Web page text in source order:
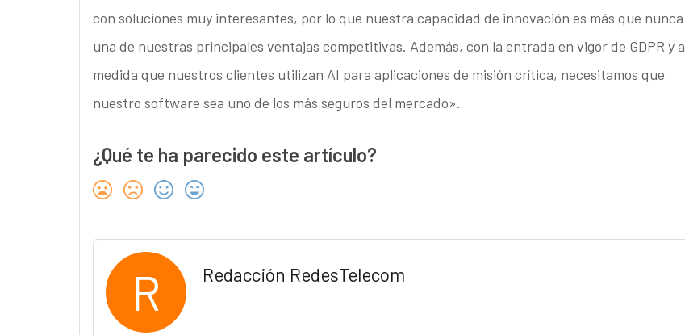
con soluciones muy interesantes, por lo que nuestra capacidad de innovación es más que nunca
una de nuestras principales ventajas competitivas. Además, con la entrada en vigor de GDPR y a
medida que nuestros clientes utilizan AI para aplicaciones de misión crítica, necesitamos que
nuestro software sea uno de los más seguros del mercado».
¿Qué te ha parecido este artículo?
R Redacción RedesTelecom